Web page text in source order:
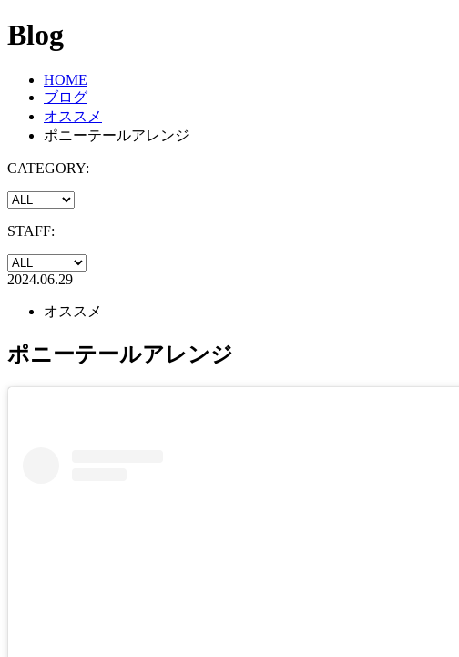
Blog
HOME
ブログ
オススメ
ポニーテールアレンジ
CATEGORY:
STAFF:
2024.06.29
オススメ
ポニーテールアレンジ